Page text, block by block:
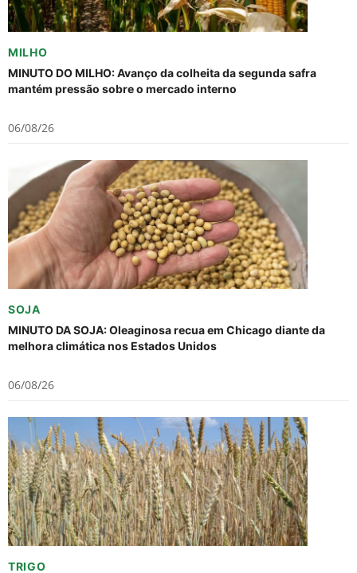
MILHO
MINUTO DO MILHO: Avanço da colheita da segunda safra
mantém pressão sobre o mercado interno
06/08/26
SOJA
MINUTO DA SOJA: Oleaginosa recua em Chicago diante da
melhora climática nos Estados Unidos
06/08/26
TRIGO